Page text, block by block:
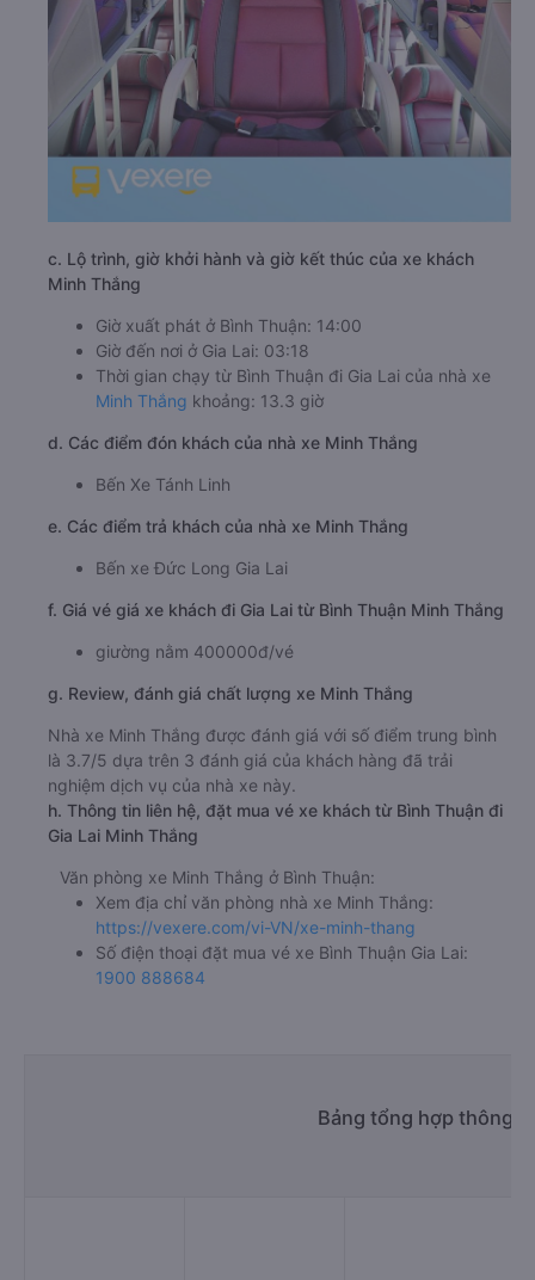
c. Lộ trình, giờ khởi hành và giờ kết thúc của xe khách
Minh Thắng
Giờ xuất phát ở Bình Thuận: 14:00
Giờ đến nơi ở Gia Lai: 03:18
Thời gian chạy từ Bình Thuận đi Gia Lai của nhà xe
Minh Thắng khoảng: 13.3 giờ
d. Các điểm đón khách của nhà xe Minh Thắng
Bến Xe Tánh Linh
e. Các điểm trả khách của nhà xe Minh Thắng
Bến xe Đức Long Gia Lai
f. Giá vé giá xe khách đi Gia Lai từ Bình Thuận Minh Thắng
giường nằm 400000đ/vé
g. Review, đánh giá chất lượng xe Minh Thắng
Nhà xe Minh Thắng được đánh giá với số điểm trung bình
là 3.7/5 dựa trên 3 đánh giá của khách hàng đã trải
nghiệm dịch vụ của nhà xe này.
h. Thông tin liên hệ, đặt mua vé xe khách từ Bình Thuận đi
Gia Lai Minh Thắng
Văn phòng xe Minh Thắng ở Bình Thuận:
Xem địa chỉ văn phòng nhà xe Minh Thắng:
https://vexere.com/vi-VN/xe-minh-thang
Số điện thoại đặt mua vé xe Bình Thuận Gia Lai:
1900 888684
Bảng tổng hợp thông